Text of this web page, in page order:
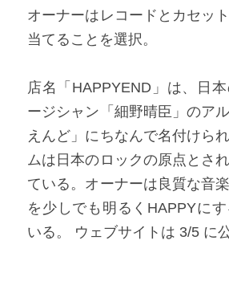
オーナーはレコードとカセッ
当てることを選択。​
店名「HAPPYEND」は、日
ージシャン「細野晴臣」のア
えんど」にちなんで名付けら
ムは日本のロックの原点とさ
ている。オーナーは良質な音
を少しでも明るくHAPPYに
いる。 ウェブサイトは 3/5 に